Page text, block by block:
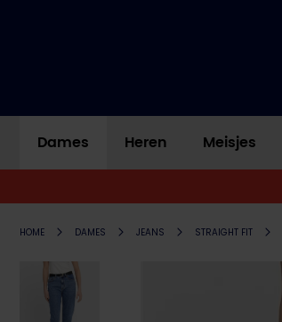
Dames Heren Meisjes
HOME DAMES JEANS STRAIGHT FIT